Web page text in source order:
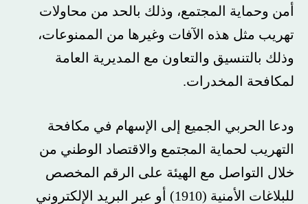
أمن وحماية المجتمع، وذلك بالحد من محاولات
تهريب مثل هذه الآفات وغيرها من الممنوعات،
وذلك بالتنسيق والتعاون مع المديرية العامة
لمكافحة المخدرات.
ودعا الحربي الجميع إلى الإسهام في مكافحة
التهريب لحماية المجتمع والاقتصاد الوطني من
خلال التواصل مع الهيئة على الرقم المخصص
للبلاغات الأمنية (1910) أو عبر البريد الإلكتروني